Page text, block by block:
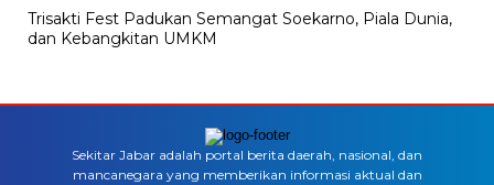
Trisakti Fest Padukan Semangat Soekarno, Piala Dunia,
dan Kebangkitan UMKM
Sekitar Jabar adalah portal berita daerah, nasional, dan
mancanegara yang memberikan informasi aktual dan